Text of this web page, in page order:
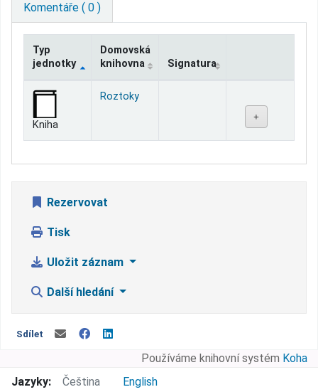
Komentáře ( 0 )
Jednotky
Typ
jednotky
Domovská
knihovna
Signatura
Kniha
Roztoky
Rezervovat
Tisk
Uložit záznam
Další hledání
Sdílet
Používáme knihovní systém Koha
Jazyky:
Čeština English